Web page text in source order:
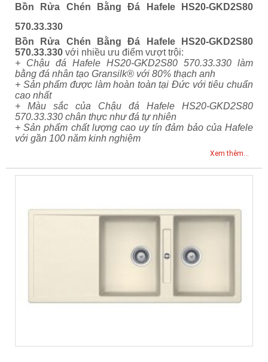
Bồn Rửa Chén Bằng Đá Hafele HS20-GKD2S80
570.33.330
Bồn Rửa Chén Bằng Đá Hafele HS20-GKD2S80
570.33.330 với nhiều ưu điểm vượt trội:
+ Chậu đá Hafele HS20-GKD2S80 570.33.330 làm
bằng đá nhân tạo Gransilk® với 80% thạch anh
+ Sản phẩm được làm hoàn toàn tại Đức với tiêu chuẩn
cao nhất
+ Màu sắc của Chậu đá Hafele HS20-GKD2S80
570.33.330 chân thực như đá tự nhiên
+ Sản phẩm chất lượng cao uy tín đảm bảo của Hafele
với gần 100 năm kinh nghiệm
Xem thêm...